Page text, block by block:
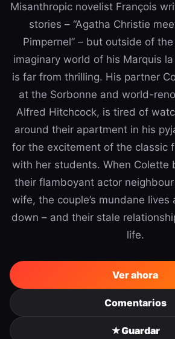
Misanthropic novelist François
stories – “Agatha Christie
Pimpernel” – but outside of
imaginary world of his Marquis
is far from thrilling. His partner
at the Sorbonne and world-
Alfred Hitchcock, is tired of
around their apartment in his
for the excitement of the classic
with her students. When Colette
their flamboyant actor
wife, the couple’s mundane
down – and their stale
life.
Ver ahora
Comentarios
★Guardar